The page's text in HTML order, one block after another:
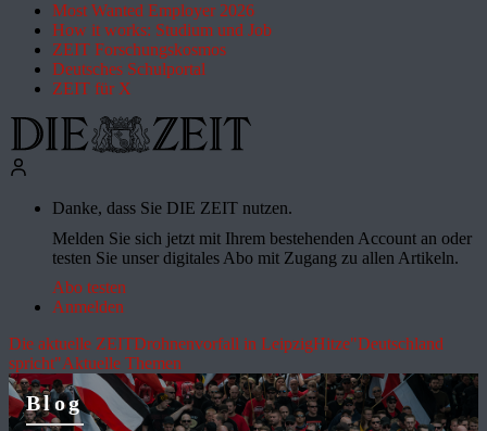
Most Wanted Employer 2026
How it works: Studium und Job
ZEIT Forschungskosmos
Deutsches Schulportal
ZEIT für X
Danke, dass Sie DIE ZEIT nutzen.
Melden Sie sich jetzt mit Ihrem bestehenden Account an oder
testen Sie unser digitales Abo mit Zugang zu allen Artikeln.
Abo testen
Anmelden
Die aktuelle ZEITDrohnenvorfall in LeipzigHitze"Deutschland
spricht"Aktuelle Themen
Blog